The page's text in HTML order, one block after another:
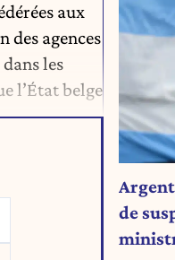
aux
des agences
les
l’État belge
de